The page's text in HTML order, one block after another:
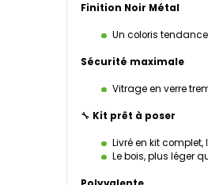
Finition Noir Métal
Un coloris
Sécurité maximale
Vitrage en verre
🔧 Kit prêt à poser
Livré en kit
Le bois, plus léger